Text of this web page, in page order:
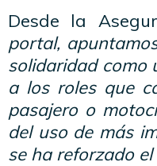
Desde la
portal,
solidaridad como
a los roles que
pasajero o
del uso de más
se ha reforzado el